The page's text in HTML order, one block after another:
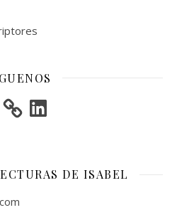
LinkedIn
DE ISABEL